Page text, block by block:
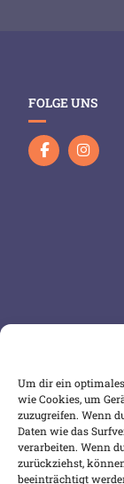
Um dir ein
wie Cookies, um
zuzugreifen. Wenn
Daten wie das
verarbeiten. Wenn
zurückziehst,
beeinträchtigt
FOLGE UNS
SERVICE &
Warenkorb
Wunschliste
Mein Konto
Versand &